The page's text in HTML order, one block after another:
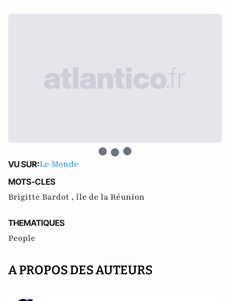
VU SUR:Le Monde
MOTS-CLES
Brigitte Bardot , île de la Réunion
THEMATIQUES
People
A PROPOS DES AUTEURS